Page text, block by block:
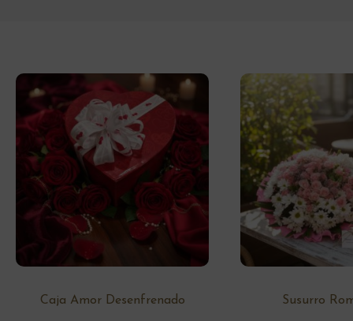
Caja Amor Desenfrenado Susurro